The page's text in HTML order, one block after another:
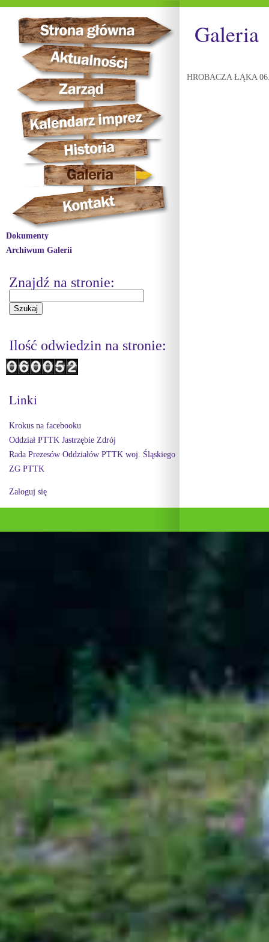
Dokumenty
Archiwum Galerii
Znajdź na stronie:
Ilość odwiedzin na stronie:
Linki
Krokus na facebooku
Oddział PTTK Jastrzębie Zdrój
Rada Prezesów Oddziałów PTTK woj. Śląskiego
ZG PTTK
Zaloguj się
Galeria
HROBACZA ŁĄKA